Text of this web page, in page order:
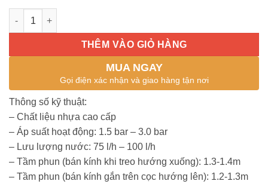
Béc phun sương xòe số lượng
THÊM VÀO GIỎ HÀNG
MUA NGAY
Gọi điện xác nhận và giao hàng tận nơi
Thông số kỹ thuật:
– Chất liệu nhựa cao cấp
– Áp suất hoạt động: 1.5 bar – 3.0 bar
– Lưu lượng nước: 75 l/h – 100 l/h
– Tầm phun (bán kính khi treo hướng xuống): 1.3-1.4m
– Tầm phun (bán kính gắn trên cọc hướng lên): 1.2-1.3m